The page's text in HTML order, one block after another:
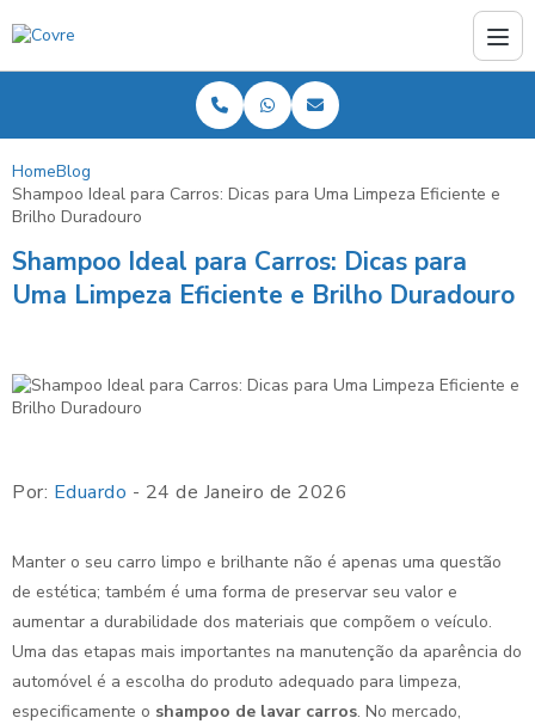
HomeBlog
Shampoo Ideal para Carros: Dicas para Uma Limpeza Eficiente e
Brilho Duradouro
Shampoo Ideal para Carros: Dicas para
Uma Limpeza Eficiente e Brilho Duradouro
Por: Eduardo - 24 de Janeiro de 2026
Manter o seu carro limpo e brilhante não é apenas uma questão
de estética; também é uma forma de preservar seu valor e
aumentar a durabilidade dos materiais que compõem o veículo.
Uma das etapas mais importantes na manutenção da aparência do
automóvel é a escolha do produto adequado para limpeza,
especificamente o shampoo de lavar carros. No mercado,